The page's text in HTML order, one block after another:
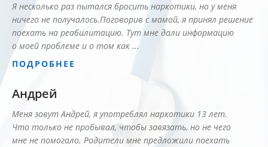
Я несколько раз пытался бросить наркотики, но у меня
ничего не получалось.Поговорив с мамой, я принял решение
поехать на реабилитацию. Тут мне дали информацию
о моей проблеме и о том как ...
ПОДРОБНЕЕ
Андрей
Меня зовут Андрей, я употреблял наркотики 13 лет.
Что только не пробывал, чтобы завязать, но не чего
мне не помогало. Родители мне предложили поехать